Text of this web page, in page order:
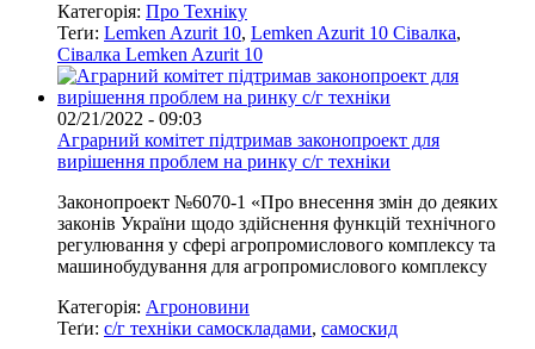
Категорія: Про Техніку
Теґи: Lemken Azurit 10, Lemken Azurit 10 Сівалка,
Сівалка Lemken Azurit 10
02/21/2022 - 09:03
Аграрний комітет підтримав законопроект для
вирішення проблем на ринку с/г техніки
Законопроект №6070-1 «Про внесення змін до деяких
законів України щодо здійснення функцій технічного
регулювання у сфері агропромислового комплексу та
машинобудування для агропромислового комплексу
Категорія: Агроновини
Теґи: с/г техніки самоскладами, самоскид